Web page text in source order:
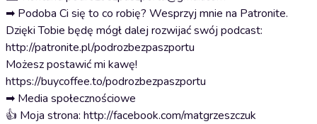
➡ Podoba Ci się to co robię? Wesprzyj mnie na Patronite.
Dzięki Tobie będę mógł dalej rozwijać swój podcast:
http://patronite.pl/podrozbezpaszportu
Możesz postawić mi kawę!
https://buycoffee.to/podrozbezpaszportu
➡ Media społecznościowe
👍 Moja strona: http://facebook.com/matgrzeszczuk